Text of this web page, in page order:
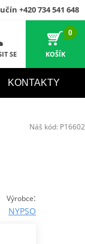
+420 734 541 648
SE
0
KOŠÍK
KONTAKTY
Výrobce:
NYPSO
Náš kód: P16602